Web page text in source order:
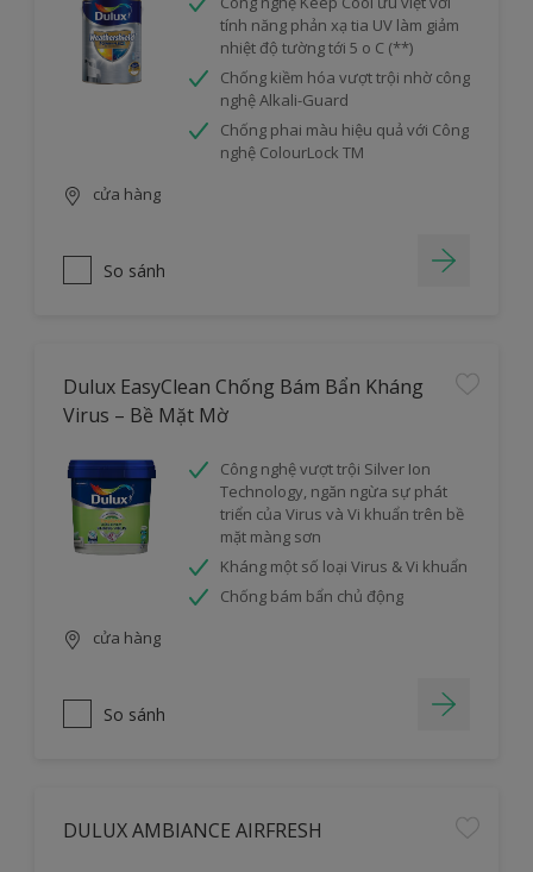
tính năng phản xạ tia UV làm giảm
nhiệt độ tường tới 5 o C (**)
Chống kiềm hóa vượt trội nhờ công
nghệ Alkali-Guard
Chống phai màu hiệu quả với Công
nghệ ColourLock TM
cửa hàng
So sánh
Dulux EasyClean Chống Bám Bẩn Kháng
Virus – Bề Mặt Mờ
Công nghệ vượt trội Silver Ion
Technology, ngăn ngừa sự phát
triển của Virus và Vi khuẩn trên bề
mặt màng sơn
Kháng một số loại Virus & Vi khuẩn
Chống bám bẩn chủ động
cửa hàng
So sánh
DULUX AMBIANCE AIRFRESH